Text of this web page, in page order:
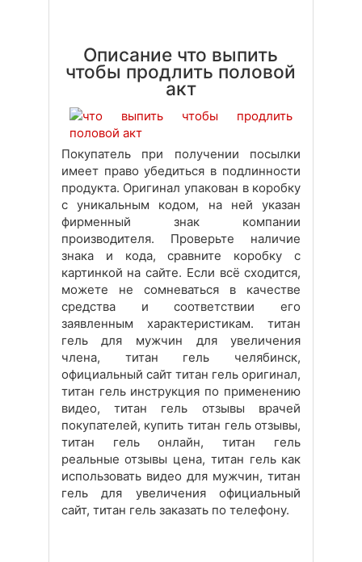
Описание что выпить
чтобы продлить половой
акт
Покупатель при получении посылки
имеет право убедиться в подлинности
продукта. Оригинал упакован в коробку
с уникальным кодом, на ней указан
фирменный знак компании
производителя. Проверьте наличие
знака и кода, сравните коробку с
картинкой на сайте. Если всё сходится,
можете не сомневаться в качестве
средства и соответствии его
заявленным характеристикам. титан
гель для мужчин для увеличения
члена, титан гель челябинск,
официальный сайт титан гель оригинал,
титан гель инструкция по применению
видео, титан гель отзывы врачей
покупателей, купить титан гель отзывы,
титан гель онлайн, титан гель
реальные отзывы цена, титан гель как
использовать видео для мужчин, титан
гель для увеличения официальный
сайт, титан гель заказать по телефону.